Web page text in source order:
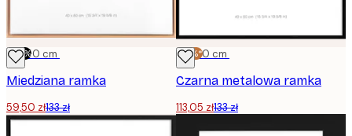
-55%
40x50 cm
Miedziana ramka
59,50 zł133 zł
-15%*
40x50 cm
Czarna metalowa ramka
113,05 zł133 zł